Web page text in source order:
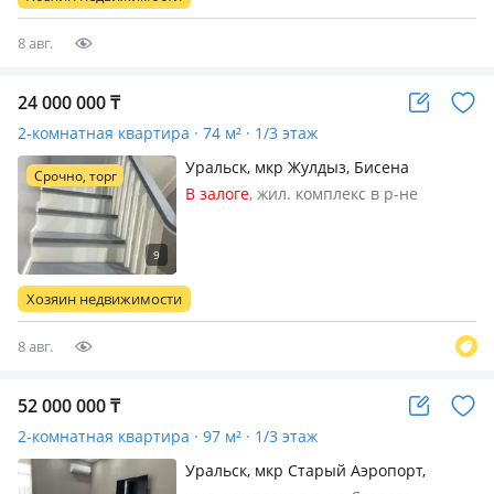
г.п. Продается просторная
8 авг.
24 000 000₸
2-комнатная квартира · 74 м² · 1/3 этаж
Срочно, торг
Уральск, мкр Жулдыз, Бисена
Жумагалиева 17/1 — Рядом
В залоге, жил. комплекс в р-не
частично
Хозяин недвижимости
8 авг.
52 000 000₸
2-комнатная квартира · 97 м² · 1/3 этаж
Уральск, мкр Старый Аэропорт,